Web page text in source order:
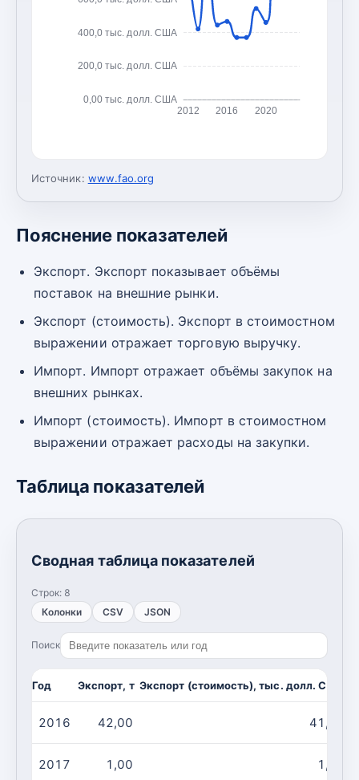
0,00 тыс. долл. США
200,0 тыс. долл. США
400,0 тыс. долл. США
2012 2016 2020
Источник: www.fao.org
Пояснение показателей
Экспорт. Экспорт показывает объёмы
поставок на внешние рынки.
Экспорт (стоимость). Экспорт в стоимостном
выражении отражает торговую выручку.
Импорт. Импорт отражает объёмы закупок на
внешних рынках.
Импорт (стоимость). Импорт в стоимостном
выражении отражает расходы на закупки.
Таблица показателей
Сводная таблица показателей
Строк: 8
Колонки
CSV JSON
Поиск
Год Экспорт, т Экспорт (стоимость), тыс. долл. США
2016 42,00 41,00
2017 1,00 1,00